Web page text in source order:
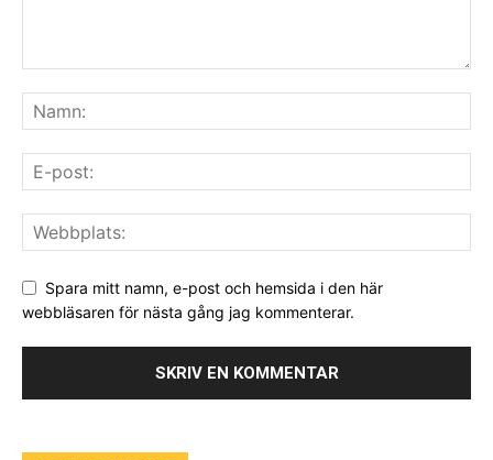
Spara mitt namn, e-post och hemsida i den här
webbläsaren för nästa gång jag kommenterar.